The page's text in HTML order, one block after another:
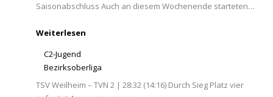
Saisonabschluss Auch an diesem Wochenende starteten…
Weiterlesen
C2-Jugend
Bezirksoberliga
TSV Weilheim – TVN 2 | 28:32 (14:16) Durch Sieg Platz vier